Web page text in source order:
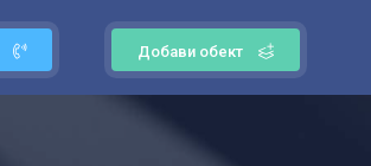
Добави обект